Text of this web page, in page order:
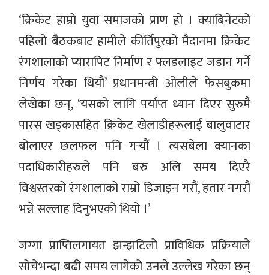
‘क्रिकेट हाम्रो युवा समाजको प्राण हो । क्याबिनेटको
पहिलो बैठकबाट हामीले कीर्तिपुरको मैदानमा क्रिकेट
रंगशालाको प्यारापिट निर्माण र फ्लडलाइट जडान गर्ने
निर्णय गरेका थियौं’ प्रधानमन्त्री ओलीले फेसबुकमा
लेखेका छन्, ‘यसको लागि पर्याप्त ध्यान दिएर सुरुमै
पारस खड्कासहित क्रिकेट खेलाडीहरूलाई बालुवाटार
बोलाएर छलफल पनि गर्‍यौं । त्यसबेला क्यानका
पदाधिकारीहरुले पनि बरु अलि समय दिएरै
विश्वस्तरको रंगशालाको राम्रो डिजाइन गरौं, हतार नगरौं
भन्ने सल्लाह दिनुभएको थियो ।’
जग्गा प्राप्तिलगायत झन्झटिलो प्राविधिक प्रक्रियाले
सोचेभन्दा बढी समय लागेको उनले उल्लेख गरेका छन्